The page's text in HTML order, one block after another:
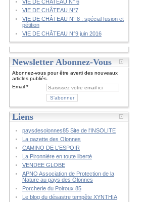
VIE DE CHATEAU N° 6
VIE DE CHÂTEAU N°7
VIE DE CHÂTEAU N° 8 : spécial fusion et
pétition
VIE DE CHÂTEAU N°9 juin 2016
Newsletter Abonnez-Vous
Abonnez-vous pour être averti des nouveaux
articles publiés.
Email
Liens
paysdesolonnes85 Site de l'INSOLITE
La gazette des Olonnes
CAMINO DE L'ESPOIR
La Pironnière en toute liberté
VENDEE GLOBE
APNO Association de Protection de la
Nature au pays des Olonnes
Porcherie du Poiroux 85
Le blog du désastre tempête XYNTHIA